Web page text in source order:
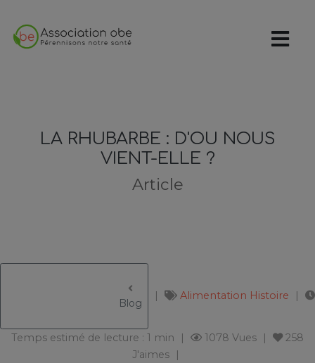
LA RHUBARBE : D'OU NOUS
VIENT-ELLE ?
Article
Alimentation Histoire
Temps estimé de lecture : 1 min 1078 Vues
258
J'aimes